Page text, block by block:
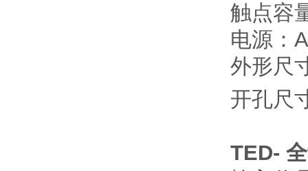
触点容
电源：
外形尺
开孔尺
TED-